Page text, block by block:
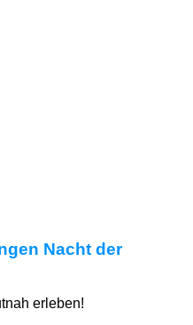
Nacht der
erleben!